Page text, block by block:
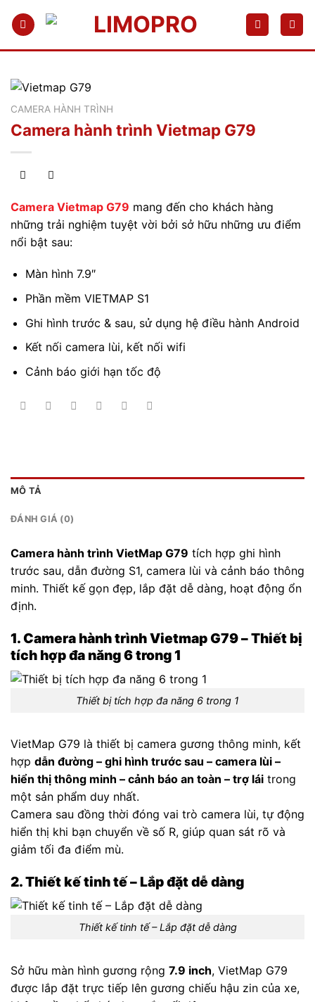
qua
CAMERA HÀNH TRÌNH
Camera hành trình Vietmap G79
Camera Vietmap G79 mang đến cho khách hàng
những trải nghiệm tuyệt vời bởi sở hữu những ưu điểm
nổi bật sau:
Màn hình 7.9″
Phần mềm VIETMAP S1
Ghi hình trước & sau, sử dụng hệ điều hành Android
Kết nối camera lùi, kết nối wifi
Cảnh báo giới hạn tốc độ
MÔ TẢ
ĐÁNH GIÁ (0)
Camera hành trình VietMap G79 tích hợp ghi hình
trước sau, dẫn đường S1, camera lùi và cảnh báo thông
minh. Thiết kế gọn đẹp, lắp đặt dễ dàng, hoạt động ổn
định.
1. Camera hành trình Vietmap G79 – Thiết bị
tích hợp đa năng 6 trong 1
Thiết bị tích hợp đa năng 6 trong 1
VietMap G79 là thiết bị camera gương thông minh, kết
hợp dẫn đường – ghi hình trước sau – camera lùi –
hiển thị thông minh – cảnh báo an toàn – trợ lái trong
một sản phẩm duy nhất.
Camera sau đồng thời đóng vai trò camera lùi, tự động
hiển thị khi bạn chuyển về số R, giúp quan sát rõ và
giảm tối đa điểm mù.
2. Thiết kế tinh tế – Lắp đặt dễ dàng
Thiết kế tinh tế – Lắp đặt dễ dàng
Sở hữu màn hình gương rộng 7.9 inch, VietMap G79
được lắp đặt trực tiếp lên gương chiếu hậu zin của xe,